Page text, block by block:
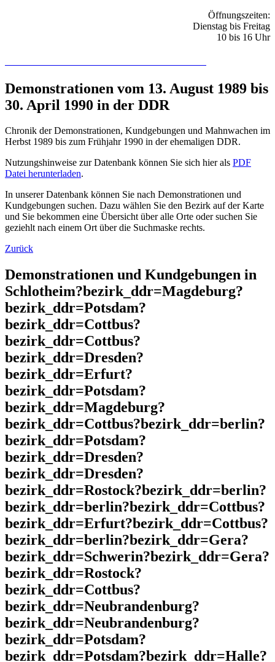
Öffnungszeiten:
Dienstag bis Freitag
10 bis 16 Uhr
Demonstrationen vom 13. August 1989 bis
30. April 1990 in der DDR
Chronik der Demonstrationen, Kundgebungen und Mahnwachen im
Herbst 1989 bis zum Frühjahr 1990 in der ehemaligen DDR.
Nutzungshinweise zur Datenbank können Sie sich hier als PDF
Datei herunterladen.
In unserer Datenbank können Sie nach Demonstrationen und
Kundgebungen suchen. Dazu wählen Sie den Bezirk auf der Karte
und Sie bekommen eine Übersicht über alle Orte oder suchen Sie
geziehlt nach einem Ort über die Suchmaske rechts.
Zurück
Demonstrationen und Kundgebungen in
Schlotheim?bezirk_ddr=Magdeburg?
bezirk_ddr=Potsdam?
bezirk_ddr=Cottbus?
bezirk_ddr=Cottbus?
bezirk_ddr=Dresden?
bezirk_ddr=Erfurt?
bezirk_ddr=Potsdam?
bezirk_ddr=Magdeburg?
bezirk_ddr=Cottbus?bezirk_ddr=berlin?
bezirk_ddr=Potsdam?
bezirk_ddr=Dresden?
bezirk_ddr=Dresden?
bezirk_ddr=Rostock?bezirk_ddr=berlin?
bezirk_ddr=berlin?bezirk_ddr=Cottbus?
bezirk_ddr=Erfurt?bezirk_ddr=Cottbus?
bezirk_ddr=berlin?bezirk_ddr=Gera?
bezirk_ddr=Schwerin?bezirk_ddr=Gera?
bezirk_ddr=Rostock?
bezirk_ddr=Cottbus?
bezirk_ddr=Neubrandenburg?
bezirk_ddr=Neubrandenburg?
bezirk_ddr=Potsdam?
bezirk_ddr=Potsdam?bezirk_ddr=Halle?